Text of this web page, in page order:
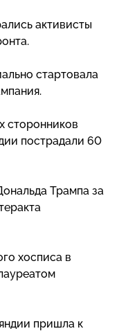
активисты
стартовала
сторонников
пострадали 60
Трампа за
хосписа в
пришла к